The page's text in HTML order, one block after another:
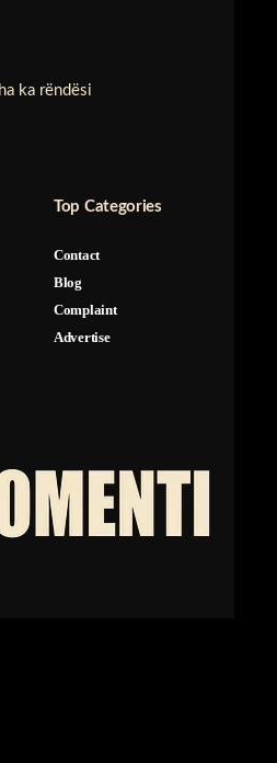
ka rëndësi
Top Categories
Contact
Blog
Complaint
Advertise